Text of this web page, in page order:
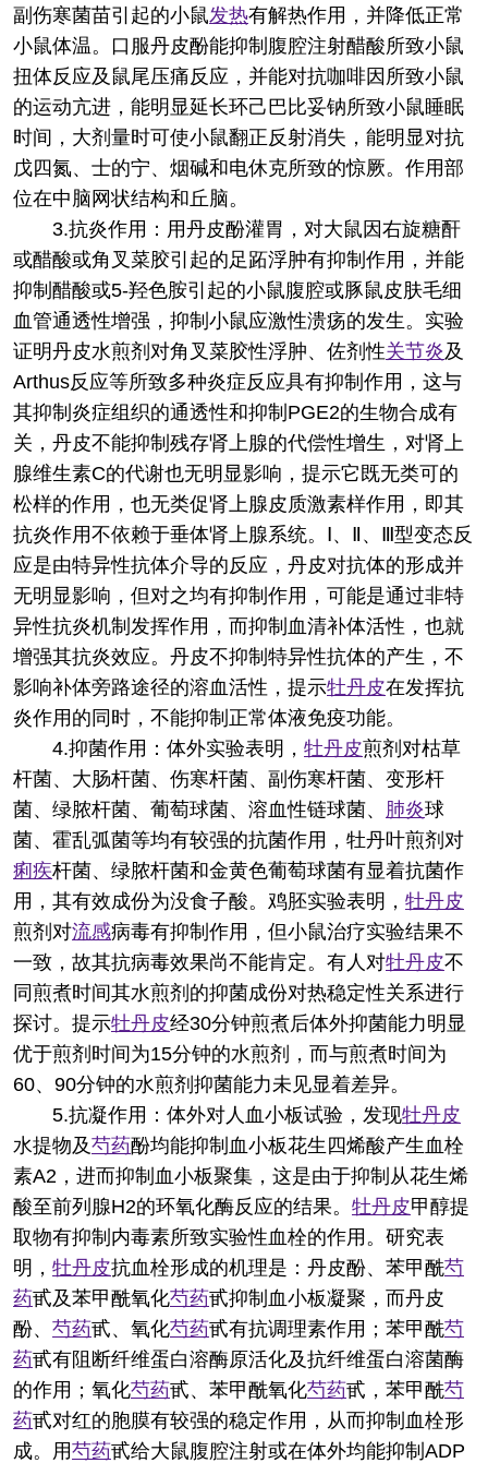
副伤寒菌苗引起的小鼠发热有解热作用，并降低正常
小鼠体温。口服丹皮酚能抑制腹腔注射醋酸所致小鼠
扭体反应及鼠尾压痛反应，并能对抗咖啡因所致小鼠
的运动亢进，能明显延长环己巴比妥钠所致小鼠睡眠
时间，大剂量时可使小鼠翻正反射消失，能明显对抗
戊四氮、士的宁、烟碱和电休克所致的惊厥。作用部
位在中脑网状结构和丘脑。
3.抗炎作用：用丹皮酚灌胃，对大鼠因右旋糖酐
或醋酸或角叉菜胶引起的足跖浮肿有抑制作用，并能
抑制醋酸或5-羟色胺引起的小鼠腹腔或豚鼠皮肤毛细
血管通透性增强，抑制小鼠应激性溃疡的发生。实验
证明丹皮水煎剂对角叉菜胶性浮肿、佐剂性关节炎 及
Arthus反应等所致多种炎症反应具有抑制作用，这与
其抑制炎症组织的通透性和抑制PGE2的生物合成有
关，丹皮不能抑制残存肾上腺的代偿性增生，对肾上
腺维生素C的代谢也无明显影响，提示它既无类可的
松样的作用，也无类促肾上腺皮质激素样作用，即其
抗炎作用不依赖于垂体肾上腺系统。Ⅰ、Ⅱ、Ⅲ型变态反
应是由特异性抗体介导的反应，丹皮对抗体的形成并
无明显影响，但对之均有抑制作用，可能是通过非特
异性抗炎机制发挥作用，而抑制血清补体活性，也就
增强其抗炎效应。丹皮不抑制特异性抗体的产生，不
影响补体旁路途径的溶血活性，提示牡丹皮在发挥抗
炎作用的同时，不能抑制正常体液免疫功能。
4.抑菌作用：体外实验表明， 牡丹皮煎剂对枯草
杆菌、大肠杆菌、伤寒杆菌、副伤寒杆菌、变形杆
菌、绿脓杆菌、葡萄球菌、溶血性链球菌、 肺炎球
菌、霍乱弧菌等均有较强的抗菌作用，牡丹叶煎剂对
痢疾杆菌、绿脓杆菌和金黄色葡萄球菌有显着抗菌作
用，其有效成份为没食子酸。鸡胚实验表明， 牡丹皮
煎剂对流感病毒有抑制作用，但小鼠治疗实验结果不
一致，故其抗病毒效果尚不能肯定。有人对牡丹皮不
同煎煮时间其水煎剂的抑菌成份对热稳定性关系进行
探讨。提示牡丹皮经30分钟煎煮后体外抑菌能力明显
优于煎剂时间为15分钟的水煎剂，而与煎煮时间为
60、90分钟的水煎剂抑菌能力未见显着差异。
5.抗凝作用：体外对人血小板试验，发现牡丹皮
水提物及芍药酚均能抑制血小板花生四烯酸产生血栓
素A2，进而抑制血小板聚集，这是由于抑制从花生烯
酸至前列腺H2的环氧化酶反应的结果。 牡丹皮甲醇提
取物有抑制内毒素所致实验性血栓的作用。研究表
明， 牡丹皮抗血栓形成的机理是：丹皮酚、苯甲酰芍
药甙及苯甲酰氧化芍药甙抑制血小板凝聚，而丹皮
酚、 芍药甙、氧化芍药甙有抗调理素作用；苯甲酰芍
药甙有阻断纤维蛋白溶酶原活化及抗纤维蛋白溶菌酶
的作用；氧化芍药甙、苯甲酰氧化芍药甙，苯甲酰芍
药甙对红的胞膜有较强的稳定作用，从而抑制血栓形
成。用芍药甙给大鼠腹腔注射或在体外均能抑制ADP